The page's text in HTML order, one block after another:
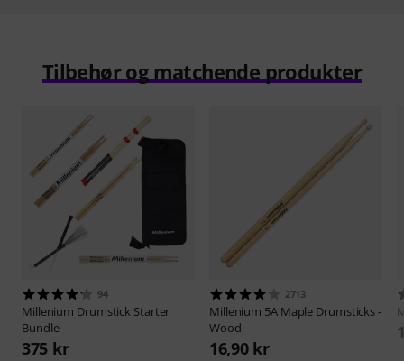
Tilbehør og matchende produkter
94
Millenium Drumstick Starter
Bundle
375 kr
2713
Millenium 5A Maple Drumsticks -
Wood-
16,90 kr